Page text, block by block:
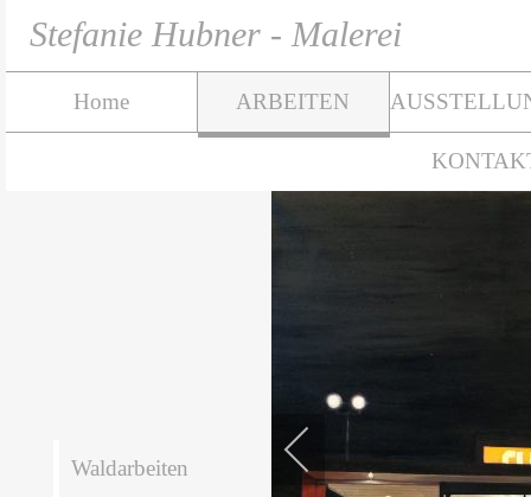
Stefanie Hubner - Malerei
Home ARBEITEN
Waldarbeiten